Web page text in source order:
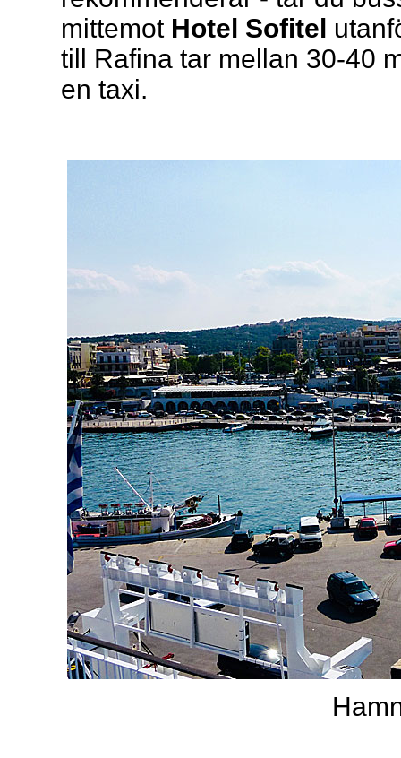
mittemot Hotel Sofitel
till Rafina tar mellan 30-40
en taxi.